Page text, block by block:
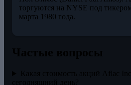
торгуются на NYSE под
марта 1980 года.